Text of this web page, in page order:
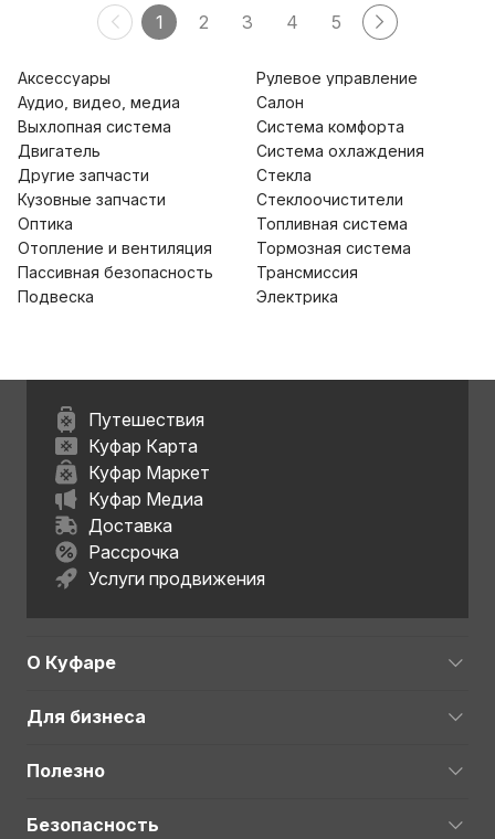
1 2 3 4 5
Аксессуары
Аудио, видео, медиа
Выхлопная система
Двигатель
Другие запчасти
Кузовные запчасти
Оптика
Отопление и вентиляция
Пассивная безопасность
Подвеска
Рулевое управление
Салон
Система комфорта
Система охлаждения
Стекла
Стеклоочистители
Топливная система
Тормозная система
Трансмиссия
Электрика
Путешествия
Куфар Карта
Куфар Маркет
Куфар Медиа
Доставка
Рассрочка
Услуги продвижения
О Куфаре
Для бизнеса
Полезно
Безопасность